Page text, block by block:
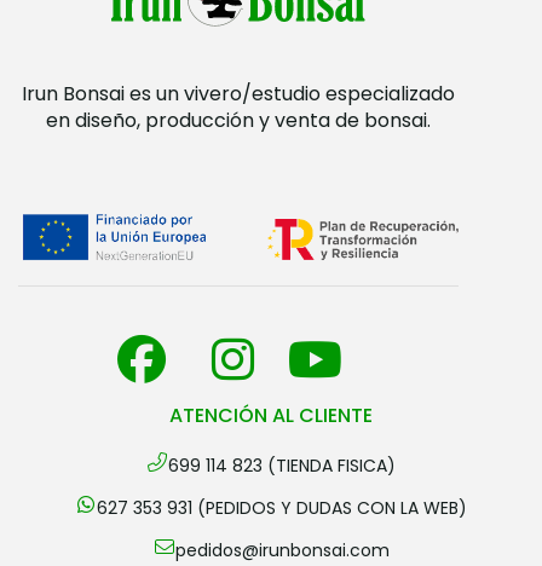
Irun Bonsai es un vivero/estudio especializado
en diseño, producción y venta de bonsai.
ATENCIÓN AL CLIENTE
699 114 823 (TIENDA FISICA)
627 353 931 (PEDIDOS Y DUDAS CON LA WEB)
pedidos@irunbonsai.com